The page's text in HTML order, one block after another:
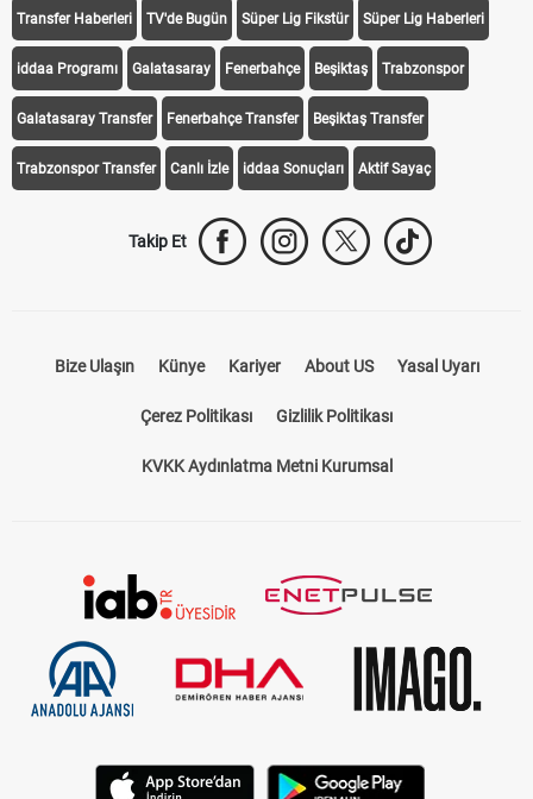
Transfer Haberleri TV'de Bugün Süper Lig Fikstür Süper Lig Haberleri
iddaa Programı Galatasaray Fenerbahçe Beşiktaş Trabzonspor
Galatasaray Transfer Fenerbahçe Transfer Beşiktaş Transfer
Trabzonspor Transfer Canlı İzle iddaa Sonuçları Aktif Sayaç
Takip Et
Bize Ulaşın Künye Kariyer About US Yasal Uyarı
Çerez Politikası Gizlilik Politikası
KVKK Aydınlatma Metni Kurumsal